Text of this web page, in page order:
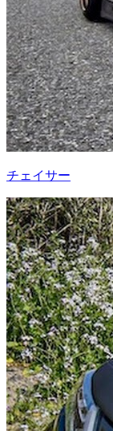
チェイサー